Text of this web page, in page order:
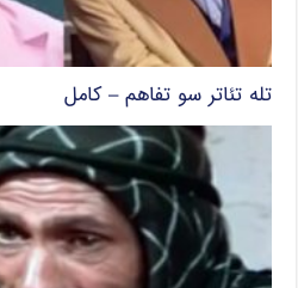
تله تئاتر سو تفاهم – کامل